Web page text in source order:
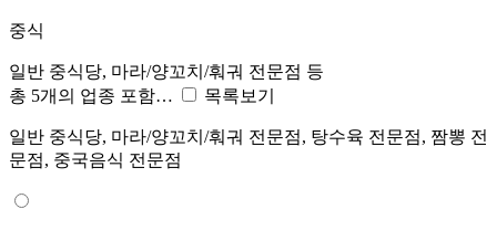
중식
일반 중식당, 마라/양꼬치/훠궈 전문점 등
총 5개의 업종 포함…
목록보기
일반 중식당, 마라/양꼬치/훠궈 전문점, 탕수육 전문점, 짬뽕 전
문점, 중국음식 전문점